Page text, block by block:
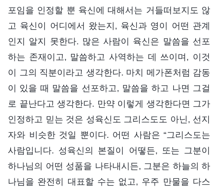
포임을 인정할 뿐 육신에 대해서는 거들떠보지도 않
고 육신이 어디에서 왔는지, 육신과 영이 어떤 관계
인지 알지 못한다. 많은 사람이 육신은 말씀을 선포
하는 존재이고, 말씀하고 사역하는 데 쓰이며, 이것
이 그의 직분이라고 생각한다. 마치 메가폰처럼 감동
이 있을 때 말씀을 선포하고, 말씀을 하고 나면 그걸
로 끝난다고 생각한다. 만약 이렇게 생각한다면 그가
인정하고 믿는 것은 성육신도 그리스도도 아닌, 선지
자와 비슷한 것일 뿐이다. 어떤 사람은 “그리스도는
사람입니다. 성육신의 본질이 어떻든, 또는 그분이
하나님의 어떤 성품을 나타내시든, 그분은 하늘의 하
나님을 완전히 대표할 수는 없고, 우주 만물을 다스